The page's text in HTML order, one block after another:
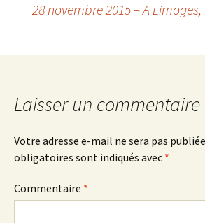
des
articles
28 novembre 2015 – A
Laisser un commentaire
Votre adresse e-mail ne sera pas
obligatoires sont indiqués avec *
Commentaire *